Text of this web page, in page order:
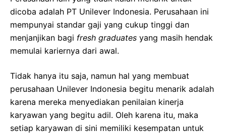
dicoba adalah PT Unilever Indonesia. Perusahaan ini
mempunyai standar gaji yang cukup tinggi dan
menjanjikan bagi fresh graduates yang masih hendak
memulai kariernya dari awal.
Tidak hanya itu saja, namun hal yang membuat
perusahaan Unilever Indonesia begitu menarik adalah
karena mereka menyediakan penilaian kinerja
karyawan yang begitu adil. Oleh karena itu, maka
setiap karyawan di sini memiliki kesempatan untuk